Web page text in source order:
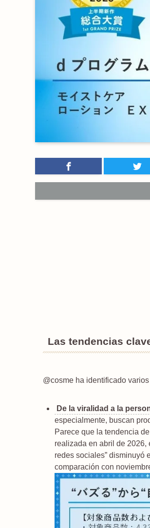
Las tendencias
@cosme ha identificado
De la viralidad a la
especialmente, buscan
Parece que la tendencia
realizada en abril de 2026,
redes sociales” disminuyó
comparación con